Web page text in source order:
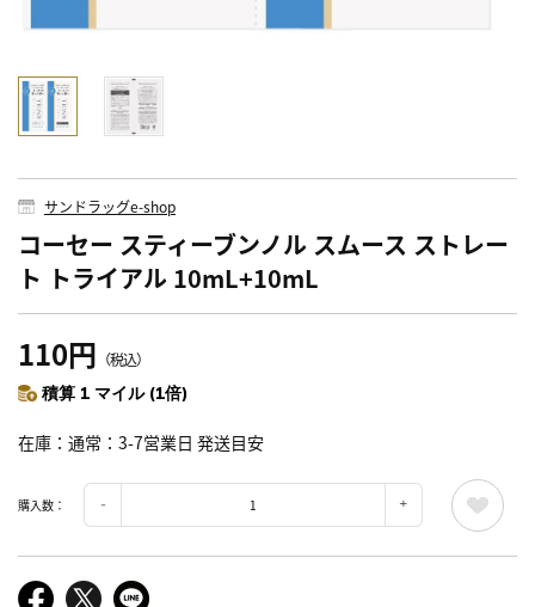
サンドラッグe-shop
コーセー スティーブンノル スムース ストレー
ト トライアル 10mL+10mL
110円 （税込）
積算 1 マイル (1倍)
在庫 通常：3-7営業日 発送目安
購入数：